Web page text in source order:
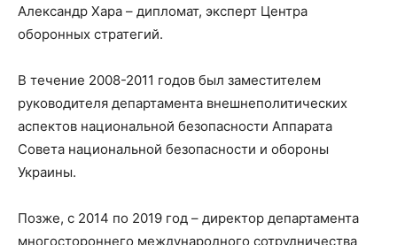
Александр Хара – дипломат, эксперт Центра
оборонных стратегий.
В течение 2008-2011 годов был заместителем
руководителя департамента внешнеполитических
аспектов национальной безопасности Аппарата
Совета национальной безопасности и обороны
Украины.
Позже, с 2014 по 2019 год – директор департамента
многостороннего международного сотрудничества